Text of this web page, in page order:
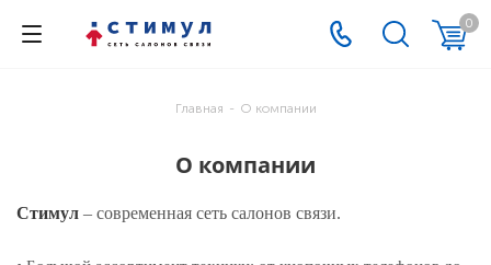
0
Главная - О компании
О компании
Стимул – современная сеть салонов связи.